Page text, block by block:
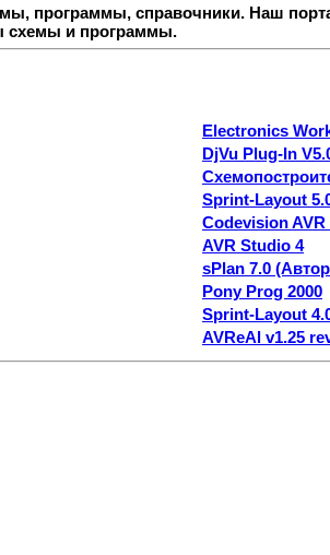
программы, справочники. Наш
схемы и программы.
Electronics
DjVu Plug-In
Sprint-Layout
Codevision AVR
AVR Studio 4
sPlan 7.0
Pony Prog 2000
Sprint-Layout
AVReAl v1.25